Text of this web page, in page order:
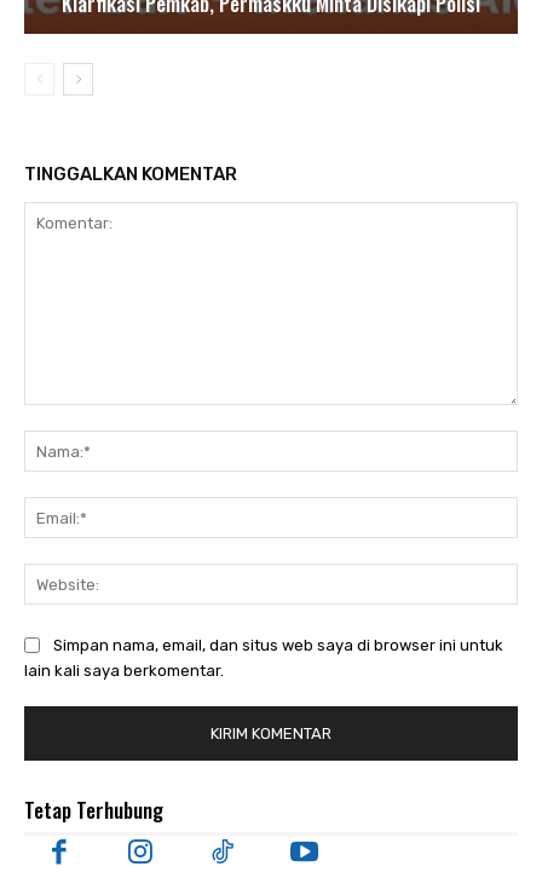
TINGGALKAN KOMENTAR
Simpan nama, email, dan situs web saya di browser ini untuk
lain kali saya berkomentar.
Tetap Terhubung